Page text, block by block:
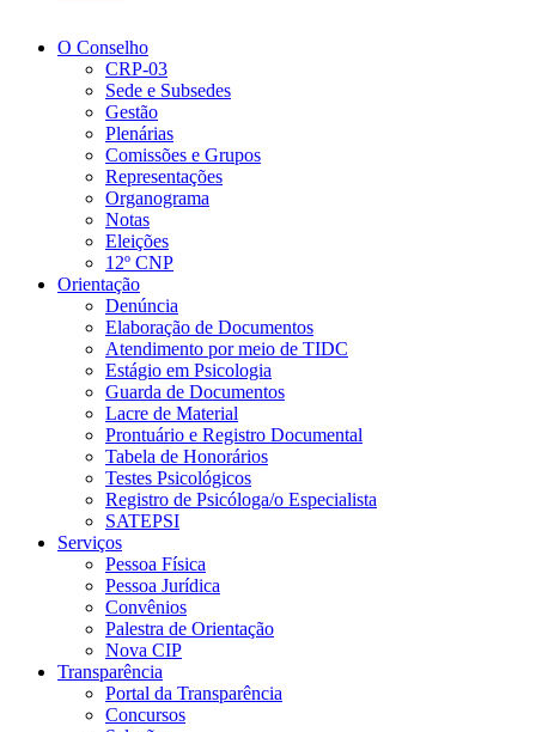
O Conselho
CRP-03
Sede e Subsedes
Gestão
Plenárias
Comissões e Grupos
Representações
Organograma
Notas
Eleições
12º CNP
Orientação
Denúncia
Elaboração de Documentos
Atendimento por meio de TIDC
Estágio em Psicologia
Guarda de Documentos
Lacre de Material
Prontuário e Registro Documental
Tabela de Honorários
Testes Psicológicos
Registro de Psicóloga/o Especialista
SATEPSI
Serviços
Pessoa Física
Pessoa Jurídica
Convênios
Palestra de Orientação
Nova CIP
Transparência
Portal da Transparência
Concursos